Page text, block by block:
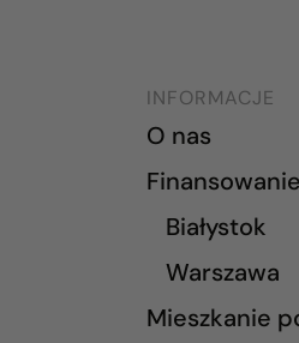
INFORMACJE
O nas
Finansowanie
Białystok
Warszawa
Mieszkanie